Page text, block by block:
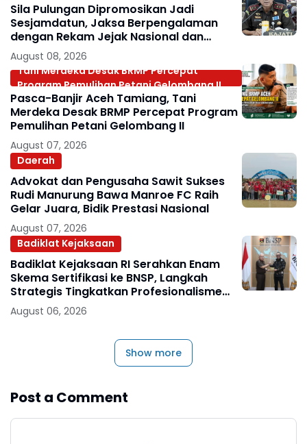
Sila Pulungan Dipromosikan Jadi
Sesjamdatun, Jaksa Berpengalaman
dengan Rekam Jejak Nasional dan
Internasional
August 08, 2026
Tani Merdeka Desak BRMP Percepat
Program Pemulihan Petani Gelombang II
Pasca-Banjir Aceh Tamiang, Tani
Merdeka Desak BRMP Percepat Program
Pemulihan Petani Gelombang II
August 07, 2026
Daerah
Advokat dan Pengusaha Sawit Sukses
Rudi Manurung Bawa Manroe FC Raih
Gelar Juara, Bidik Prestasi Nasional
August 07, 2026
Badiklat Kejaksaan
Badiklat Kejaksaan RI Serahkan Enam
Skema Sertifikasi ke BNSP, Langkah
Strategis Tingkatkan Profesionalisme
Jaksa
August 06, 2026
Show more
Post a Comment